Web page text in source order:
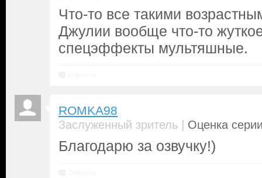
Что-то все такими
Джулии вообще что-то
спецэффекты мультяшные.
ROMKA98
Заслуженный зритель | Оценка
Благодарю за озвучку!)